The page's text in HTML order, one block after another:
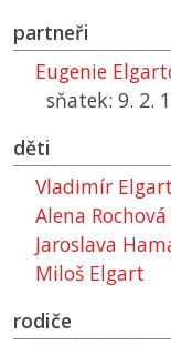
partneři
Eugenie
sňatek: 9. 2.
děti
Vladimír Elgart
Alena
Jaroslava
Miloš Elgart
rodiče